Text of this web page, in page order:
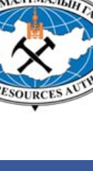
малтмалын
газрын